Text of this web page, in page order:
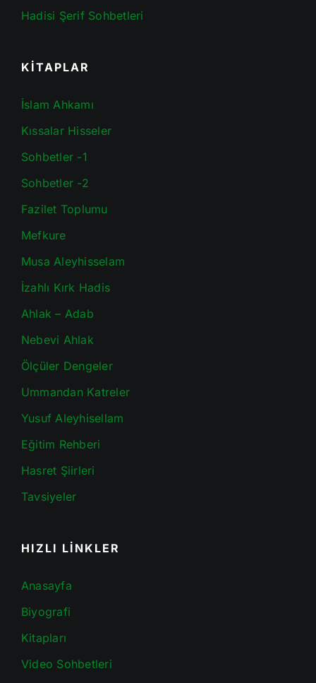
Hadisi Şerif Sohbetleri
KİTAPLAR
İslam Ahkamı
Kıssalar Hisseler
Sohbetler -1
Sohbetler -2
Fazilet Toplumu
Mefkure
Musa Aleyhisselam
İzahlı Kırk Hadis
Ahlak – Adab
Nebevi Ahlak
Ölçüler Dengeler
Ummandan Katreler
Yusuf Aleyhisellam
Eğitim Rehberi
Hasret Şiirleri
Tavsiyeler
HIZLI LİNKLER
Anasayfa
Biyografi
Kitapları
Video Sohbetleri